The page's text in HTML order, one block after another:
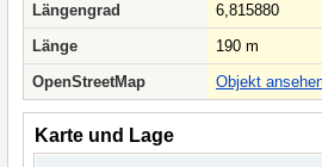
Längengrad
6,815880
Länge
190 m
OpenStreetMap
Objekt
Karte und Lage